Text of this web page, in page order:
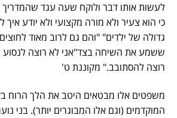
לעשות אותו דבר ולוקח שעה עגד
כי הוא צעיר ולא מורה מקצועי ולא יודע
גדולה של ילדים" "והם גם לרוב מאוד
ששמע את השיחה בצד"אני לא רוצה לנסוע
רוצה להסתובב." מקוננת ט'
משפטים אלו מבטאים היטב את הלך הרוח
המוקדמים (וגם אלו המבוגרים יותר). בני